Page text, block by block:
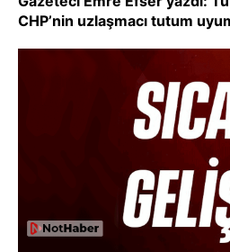
CHP’nin uzlaşmacı tutum